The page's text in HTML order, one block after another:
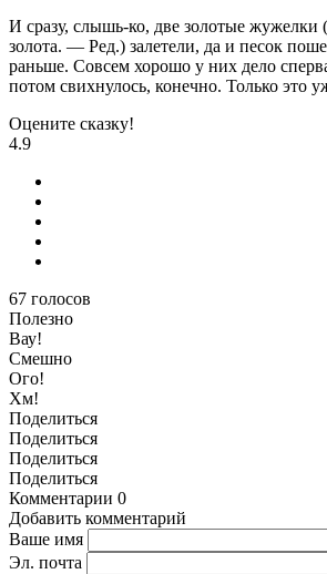
И сразу, слышь-ко, две золотые жужелки
золота. — Ред.) залетели, да и песок
раньше. Совсем хорошо у них дело
потом свихнулось, конечно. Только это
Оцените сказку!
4.9
67 голосов
Полезно
Вау!
Смешно
Ого!
Хм!
Поделиться
Поделиться
Поделиться
Поделиться
Комментарии 0
Добавить комментарий
Ваше имя
Эл. почта